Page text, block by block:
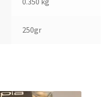
250gr